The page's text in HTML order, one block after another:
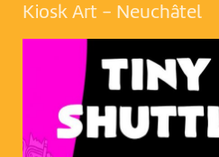
Kiosk Art - Neuchâtel